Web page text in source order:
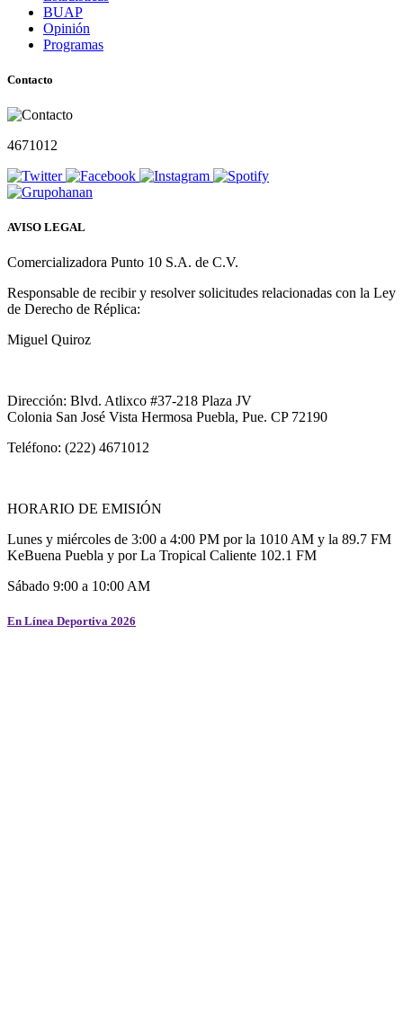
BUAP
Opinión
Programas
Contacto
4671012
AVISO LEGAL
Comercializadora Punto 10 S.A. de C.V.
Responsable de recibir y resolver solicitudes relacionadas con la Ley
de Derecho de Réplica:
Miguel Quiroz
Dirección: Blvd. Atlixco #37-218 Plaza JV
Colonia San José Vista Hermosa Puebla, Pue. CP 72190
Teléfono: (222) 4671012
HORARIO DE EMISIÓN
Lunes y miércoles de 3:00 a 4:00 PM por la 1010 AM y la 89.7 FM
KeBuena Puebla y por La Tropical Caliente 102.1 FM
Sábado 9:00 a 10:00 AM
En Línea Deportiva 2026